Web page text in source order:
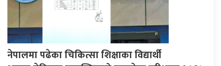
नेपालमा पढेका चिकित्सा शिक्षाका विद्यार्थी